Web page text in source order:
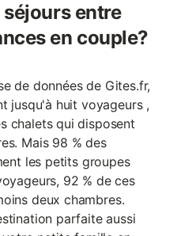
entre
en couple?
de données de Gites.fr,
jusqu'à huit voyageurs ,
chalets qui disposent
Mais 98 % des
les petits groupes
92 % de ces
deux chambres.
parfaite aussi